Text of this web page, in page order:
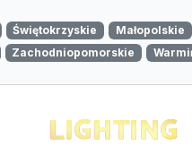
Świętokrzyskie Małopolskie
Zachodniopomorskie